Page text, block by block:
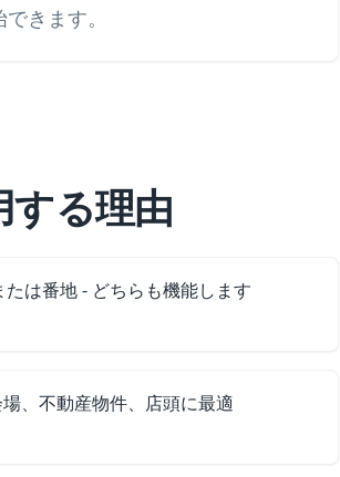
きます。
する理由
たは番地 - どちらも機能します
、不動産物件、店頭に最適